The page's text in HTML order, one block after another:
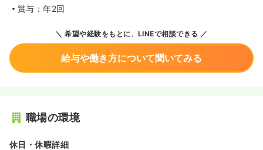
賞与：年2回
希望や経験をもとに、LINEで相談できる
給与や働き方について聞いてみる
職場の環境
休日・休暇詳細